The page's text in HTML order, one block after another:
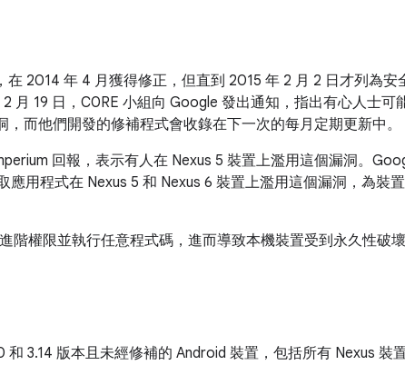
在 2014 年 4 月獲得修正，但直到 2015 年 2 月 2 日才列為安
月 19 日，C0RE 小組向 Google 發出通知，指出有心人士可
而他們開發的修補程式會收錄在下一次的每月定期更新中。
回報，表示有人在 Nexus 5 裝置上濫用這個漏洞。
用程式在 Nexus 5 和 Nexus 6 裝置上濫用這個漏洞，為裝
階權限並執行任意程式碼，進而導致本機裝置受到永久性破
3.14 版本且未經修補的 Android 裝置，包括所有 Nexus 裝